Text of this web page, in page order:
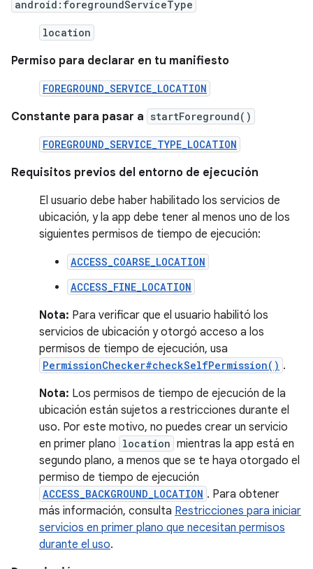
android:foregroundServiceType
location
Permiso para declarar en tu manifiesto
FOREGROUND_SERVICE_LOCATION
Constante para pasar a startForeground()
FOREGROUND_SERVICE_TYPE_LOCATION
Requisitos previos del entorno de ejecución
El usuario debe haber habilitado los servicios de
ubicación, y la app debe tener al menos uno de los
siguientes permisos de tiempo de ejecución:
ACCESS_COARSE_LOCATION
ACCESS_FINE_LOCATION
Nota: Para verificar que el usuario habilitó los
servicios de ubicación y otorgó acceso a los
permisos de tiempo de ejecución, usa
PermissionChecker#checkSelfPermission() .
Nota: Los permisos de tiempo de ejecución de la
ubicación están sujetos a restricciones durante el
uso. Por este motivo, no puedes crear un servicio
en primer plano location mientras la app está en
segundo plano, a menos que se te haya otorgado el
permiso de tiempo de ejecución
ACCESS_BACKGROUND_LOCATION . Para obtener
más información, consulta Restricciones para iniciar
servicios en primer plano que necesitan permisos
durante el uso.